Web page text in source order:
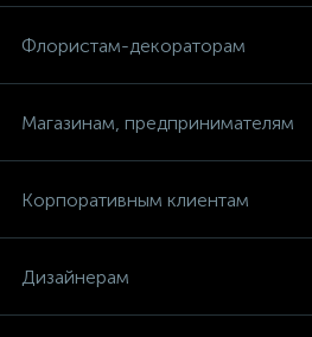
Флористам-декораторам
Магазинам, предпринимателям
Корпоративным клиентам
Дизайнерам